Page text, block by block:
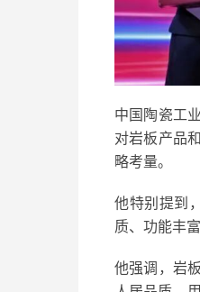
中国陶瓷工
对岩板产品
略考量。
他特别提到
质、功能丰
他强调，岩